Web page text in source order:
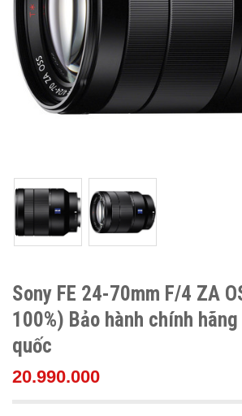
Sony FE 24-70mm F/4 ZA
100%) Bảo hành chính
quốc
20.990.000